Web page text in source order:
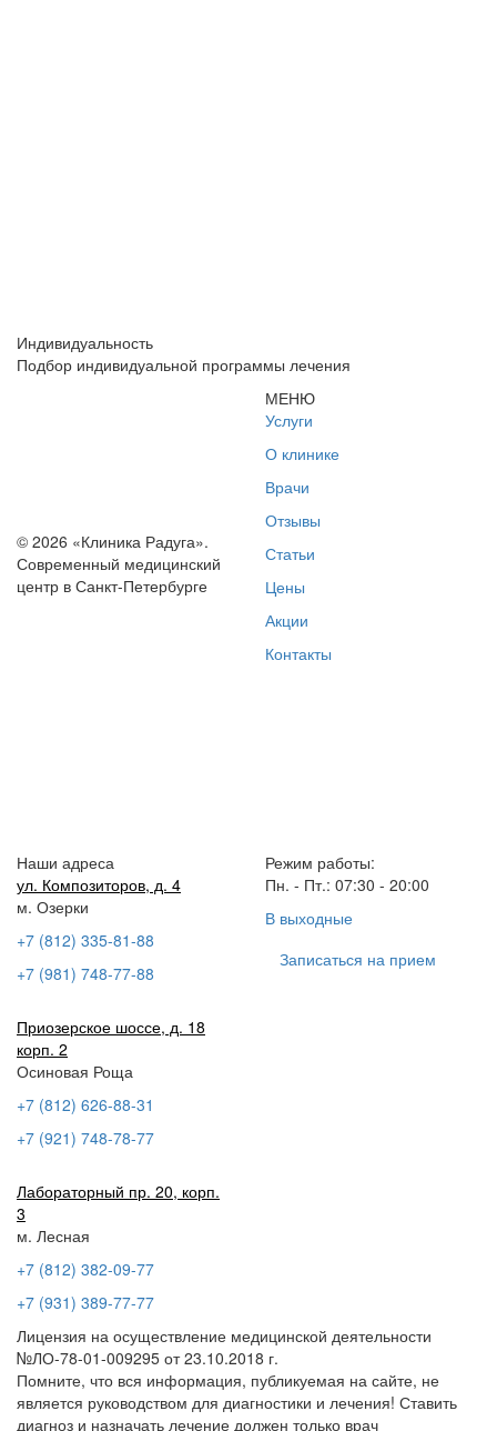
Индивидуальность
Подбор индивидуальной программы лечения
© 2026 «Клиника Радуга».
Современный медицинский
центр в Санкт-Петербурге
МЕНЮ
Услуги
О клинике
Врачи
Отзывы
Статьи
Цены
Акции
Контакты
Наши адреса
ул. Композиторов, д. 4
м. Озерки
+7 (812) 335-81-88
+7 (981) 748-77-88
Приозерское шоссе, д. 18
корп. 2
Осиновая Роща
+7 (812) 626-88-31
+7 (921) 748-78-77
Лабораторный пр. 20, корп.
3
м. Лесная
+7 (812) 382-09-77
+7 (931) 389-77-77
Режим работы:
Пн. - Пт.: 07:30 - 20:00
В выходные
Записаться на прием
Лицензия на осуществление медицинской деятельности
№ЛО-78-01-009295 от 23.10.2018 г.
Помните, что вся информация, публикуемая на сайте, не
является руководством для диагностики и лечения! Ставить
диагноз и назначать лечение должен только врач